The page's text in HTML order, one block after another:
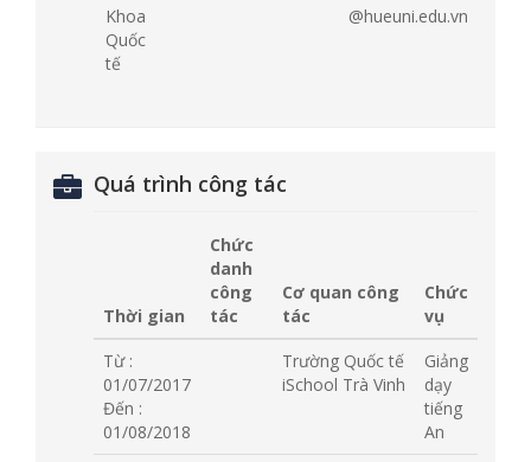
Khoa
Quốc
tế
@hueuni.edu.vn
Quá trình công tác
Thời gian
Chức
danh
công
tác
Cơ quan công
tác
Chức
vụ
Từ :
01/07/2017
Đến :
01/08/2018
Trường Quốc tế
iSchool Trà Vinh
Giảng
dạy
tiếng
An